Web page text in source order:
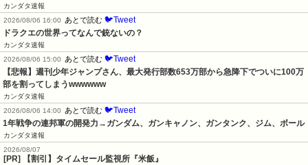
カンダタ速報
2026/08/06 16:00
あとで読む 🐦Tweet
ドラクエの世界ってなんで銃ないの？
カンダタ速報
2026/08/06 15:00
あとで読む 🐦Tweet
【悲報】週刊少年ジャンプさん、最大発行部数653万部から急降下でついに100万
部を割ってしまうwwwwww
カンダタ速報
2026/08/06 14:00
あとで読む 🐦Tweet
1年戦争の連邦軍の開発力→ガンダム、ガンキャノン、ガンタンク、ジム、ボール
カンダタ速報
2026/08/07
[PR] 【割引】タイムセール監視所『米飯』